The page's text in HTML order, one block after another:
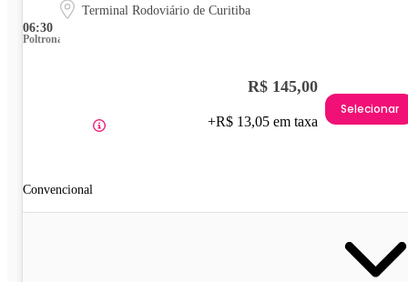
06:30
Terminal Rodoviário de Curitiba
Poltrona
Convencional
R$ 145,00
+R$ 13,05 em taxa
Selecionar